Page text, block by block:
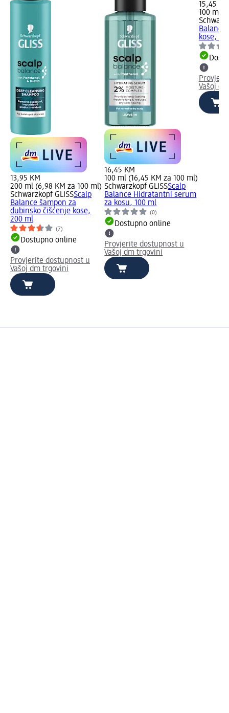
13,95 KM
200 ml (6,98 KM za 100 ml)
Schwarzkopf GLISSScalp
Balance šampon za
dubinsko čišćenje kose,
200 ml
(7)
Dostupno online
Provjerite dostupnost u
Vašoj dm trgovini
16,45 KM
100 ml (16,45 KM za 100 ml)
Schwarzkopf GLISSScalp
Balance Hidratantni serum
za kosu, 100 ml
(0)
Dostupno online
Provjerite dostupnost u
Vašoj dm trgovini
15,45 KM
100 ml
Balance
kose,
Vašoj